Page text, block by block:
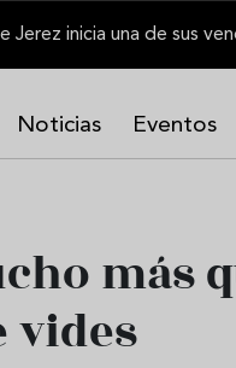
Noticias Eventos
más
vides